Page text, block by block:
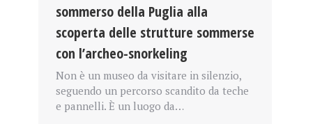
sommerso della Puglia alla
scoperta delle strutture sommerse
con l’archeo-snorkeling
Non è un museo da visitare in silenzio,
seguendo un percorso scandito da teche
e pannelli. È un luogo da…